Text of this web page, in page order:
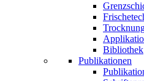
Bibliothek
Publikationen